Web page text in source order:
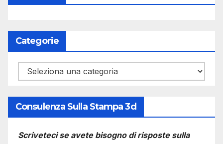
Categorie
Categorie
Consulenza Sulla Stampa 3d
Scriveteci se avete bisogno di risposte sulla